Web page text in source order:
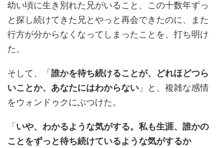
幼い頃に生き別れた兄がいること、この十数年ずっ
と探し続けてきた兄とやっと再会できたのに、また
行方が分からなくなってしまったことを、打ち明け
た。
そして、「誰かを待ち続けることが、どれほどつら
いことか、あなたにはわからない 」と、複雑な感情
をウォンドゥクにぶつけた。
「いや、わかるような気がする。私も生涯、誰かの
ことをずっと待ち続けているような気がするか